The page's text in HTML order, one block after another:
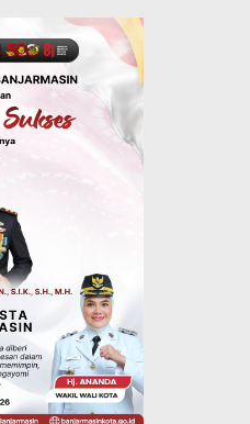
Banjarbaru
Tutup
2026
Miras
Tuak